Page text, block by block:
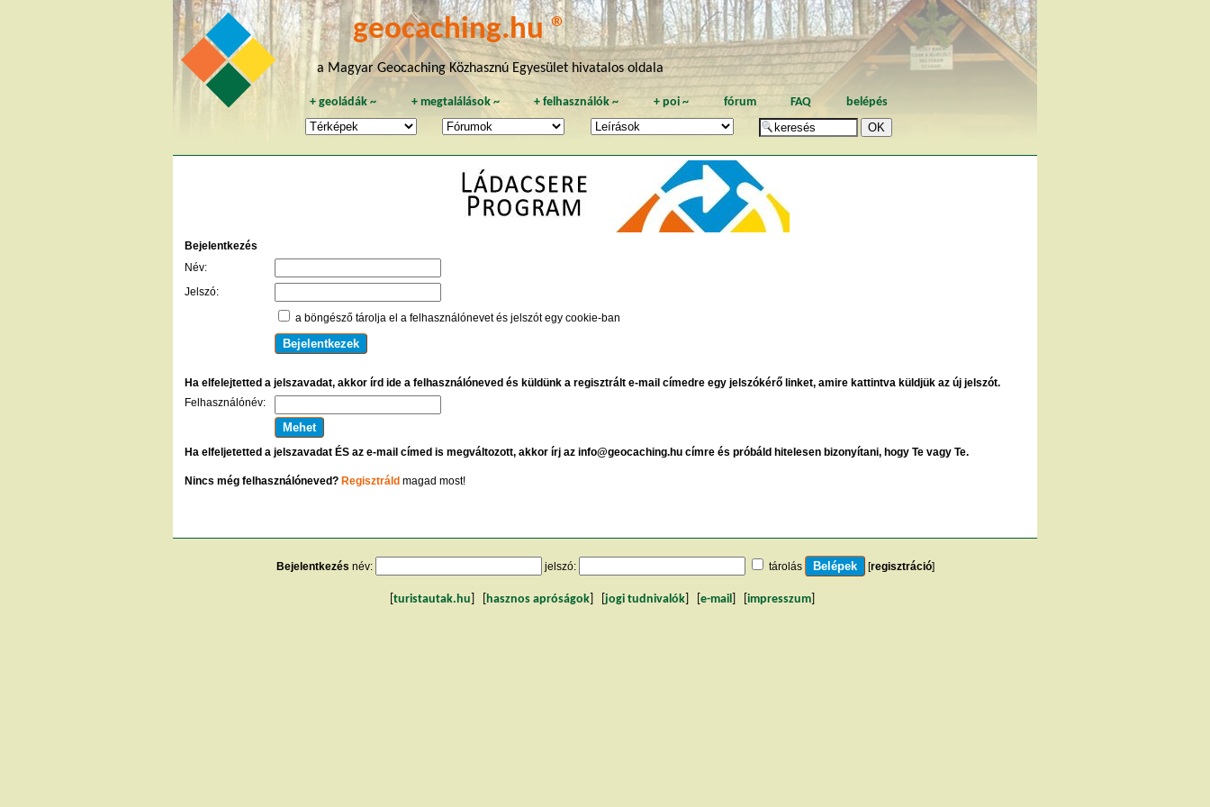
geocaching.hu ®
a Magyar Geocaching Közhasznú Egyesület hivatalos oldala
+geoládák ~ + megtalálások~ +felhasználók ~ + poi~ fórum FAQ belépés
Bejelentkezés
Név:
Jelszó:
a böngésző tárolja el a felhasználónevet és jelszót egy cookie-ban
Ha elfelejtetted a jelszavadat, akkor írd ide a felhasználóneved és küldünk a regisztrált e-mail címedre egy jelszókérő linket, amire kattintva küldjük az új jelszót.
Felhasználónév:
Ha elfeljetetted a jelszavadat ÉS az e-mail címed is megváltozott, akkor írj az info@geocaching.hu címre és próbáld hitelesen bizonyítani, hogy Te vagy Te.
Nincs még felhasználóneved? Regisztráld magad most!
Bejelentkezés név: jelszó: tárolás [regisztráció]
turistautak.hu hasznos apróságok jogi tudnivalók e-mail impresszum